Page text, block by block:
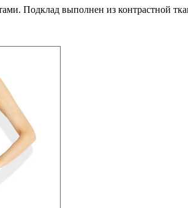
Подклад выполнен из контрастной